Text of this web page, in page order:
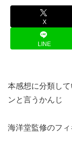
X
LINE
本感想に分類し
ンと言うかんじ
海洋堂監修のフィ